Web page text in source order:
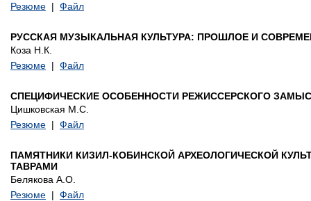
Резюме | Файл
РУССКАЯ МУЗЫКАЛЬНАЯ КУЛЬТУРА: ПРОШЛОЕ И
Коза Н.К.
Резюме | Файл
СПЕЦИФИЧЕСКИЕ ОСОБЕННОСТИ РЕЖИССЕРСКОГО
Цишковская М.С.
Резюме | Файл
ПАМЯТНИКИ КИЗИЛ-КОБИНСКОЙ АРХЕОЛОГИЧЕСКОЙ
ТАВРАМИ
Белякова А.О.
Резюме | Файл